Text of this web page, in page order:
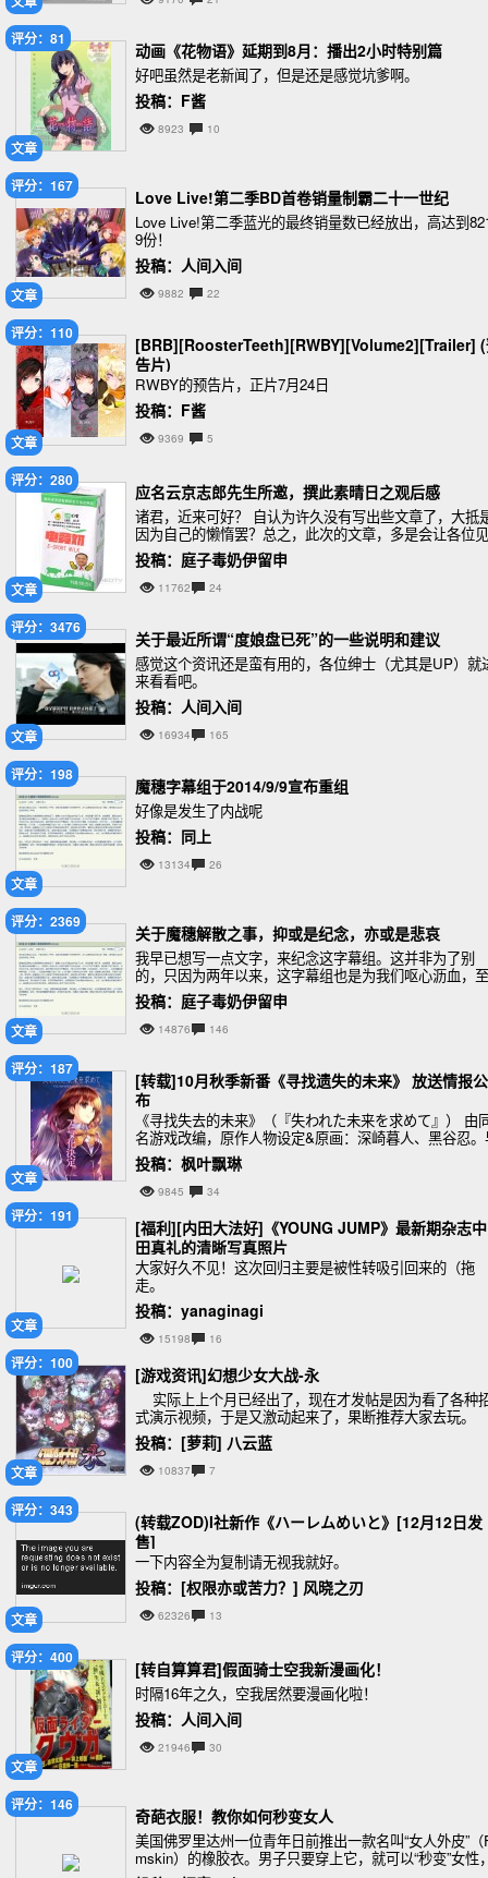
文章
评分：81
动画《花物语》延期到8月：播出2小时特别篇
好吧虽然是老新闻了，但是还是感觉坑爹啊。
投稿：F酱
8923 10
文章
评分：167
Love Live!第二季BD首卷销量制霸二十一世纪
Love Live!第二季蓝光的最终销量数已经放出，高达到
9份！
投稿：人间入间
9882 22
文章
评分：110
[BRB][RoosterTeeth][RWBY][Volume2][Trailer]
告片)
RWBY的预告片，正片7月24日
投稿：F酱
9369 5
文章
评分：280
应名云京志郎先生所邀，撰此素晴日之观后感
诸君，近来可好？ 自认为许久没有写出些文章了，大抵
因为自己的懒惰罢？总之，此次的文章，多是会让各位见
笑了，自己毕竟图样，怕是写不出什么好东西。至于近日
七群之新人罢，或有些睿智，或有些懵懂，或有些无
投稿：庭子毒奶伊留申
11762 24
文章
评分：3476
关于最近所谓“度娘盘已死”的一些说明和建议
感觉这个资讯还是蛮有用的，各位绅士（尤其是UP）就
来看看吧。
投稿：人间入间
16934 165
文章
评分：198
魔穗字幕组于2014/9/9宣布重组
好像是发生了内战呢
投稿：同上
13134 26
文章
评分：2369
关于魔穗解散之事，抑或是纪念，亦或是悲哀
我早已想写一点文字，来纪念这字幕组。这并非为了别
的，只因为两年以来，这字幕组也是为我们呕心沥血，至
今没有停止，我很想借此算是吐一口气，将悲哀摆脱，给
自己轻松一下，照直说，就是我倒要将他们忘却了。
投稿：庭子毒奶伊留申
14876 146
文章
评分：187
[转载]10月秋季新番《寻找遗失的未来》 放送情报公
布
《寻找失去的未来》（『失われた未来を求めて』） 由
名游戏改编，原作人物设定&原画：深崎暮人、黑谷忍
先公布动画化，先已确定10月秋季新番放送。
投稿：枫叶飘琳
9845 34
文章
评分：191
[福利][内田大法好]《YOUNG JUMP》最新期杂志
田真礼的清晰写真照片
大家好久不见！这次回归主要是被性转吸引回来的（拖
走。
投稿：yanaginagi
15198 16
文章
评分：100
[游戏资讯]幻想少女大战-永
实际上上个月已经出了，现在才发帖是因为看了各种
式演示视频，于是又激动起来了，果断推荐大家去玩。
投稿：[萝莉] 八云蓝
10837 7
文章
评分：343
(转载ZOD)I社新作《ハーレムめいと》[12月12日发
售]
一下内容全为复制请无视我就好。
投稿：[权限亦或苦力？] 风晓之刃
62326 13
文章
评分：400
[转自算算君]假面骑士空我新漫画化！
时隔16年之久，空我居然要漫画化啦！
投稿：人间入间
21946 30
评分：146
奇葩衣服！教你如何秒变女人
美国佛罗里达州一位青年日前推出一款名叫“女人外皮”（
mskin）的橡胶衣。男子只要穿上它，就可以“秒变”女性